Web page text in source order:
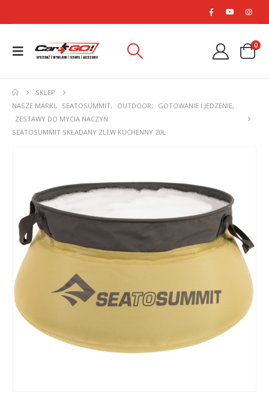
0
SKLEP
NASZE MARKI, SEATOSUMMIT, OUTDOOR, GOTOWANIE I JEDZENIE,
ZESTAWY DO MYCIA NACZYŃ
SEATOSUMMIT SKŁADANY ZLEW KUCHENNY 20L